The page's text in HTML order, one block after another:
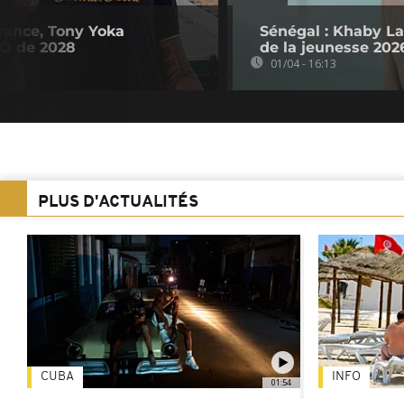
Tony Yoka
de 2028
Sénégal : Khaby
de la jeunesse
01/04 - 16:13
PLUS D'ACTUALITÉS
01:54
CUBA INFO